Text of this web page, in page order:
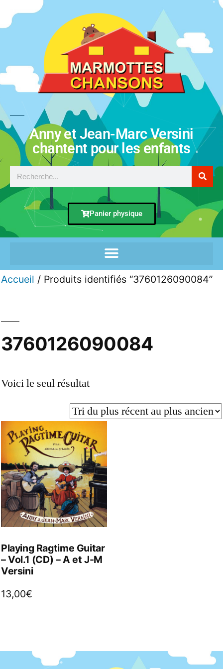
Anny et Jean-Marc Versini
chantent pour les enfants
Panier physique
Accueil / Produits identifiés “3760126090084”
3760126090084
Voici le seul résultat
Playing Ragtime Guitar
– Vol.1 (CD) – A et J-M
Versini
13,00€